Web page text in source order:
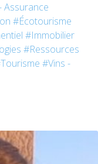
Assurance
#Écotourisme
#Immobilier
#Ressources
#Vins -